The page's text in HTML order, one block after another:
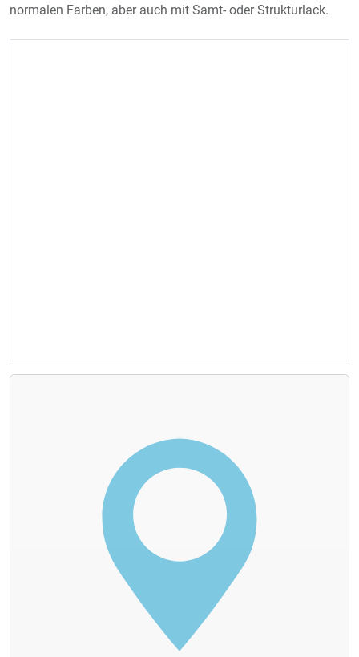
normalen Farben, aber auch mit Samt- oder Strukturlack.